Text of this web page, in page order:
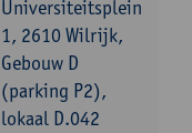
Universiteitsplein
1, 2610 Wilrijk,
Gebouw D
(parking P2),
lokaal D.042